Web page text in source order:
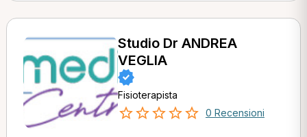
Studio Dr ANDREA
VEGLIA
Fisioterapista
0 Recensioni